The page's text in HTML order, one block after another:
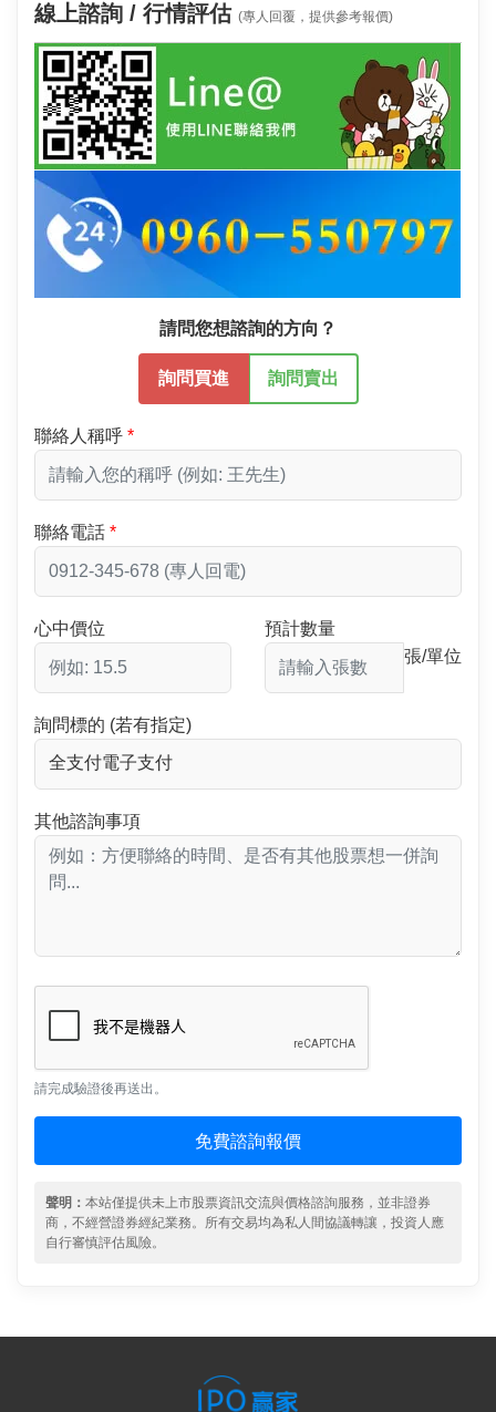
線上諮詢 / 行情評估 (專人回覆，提供參考報價)
請問您想諮詢的方向？
詢問買進 詢問賣出
聯絡人稱呼
聯絡電話
心中價位
預計數量
張/單位
詢問標的 (若有指定)
其他諮詢事項
請完成驗證後再送出。
免費諮詢報價
聲明： 本站僅提供未上市股票資訊交流與價格諮詢服務，並非證券
商，不經營證券經紀業務。所有交易均為私人間協議轉讓，投資人應
自行審慎評估風險。